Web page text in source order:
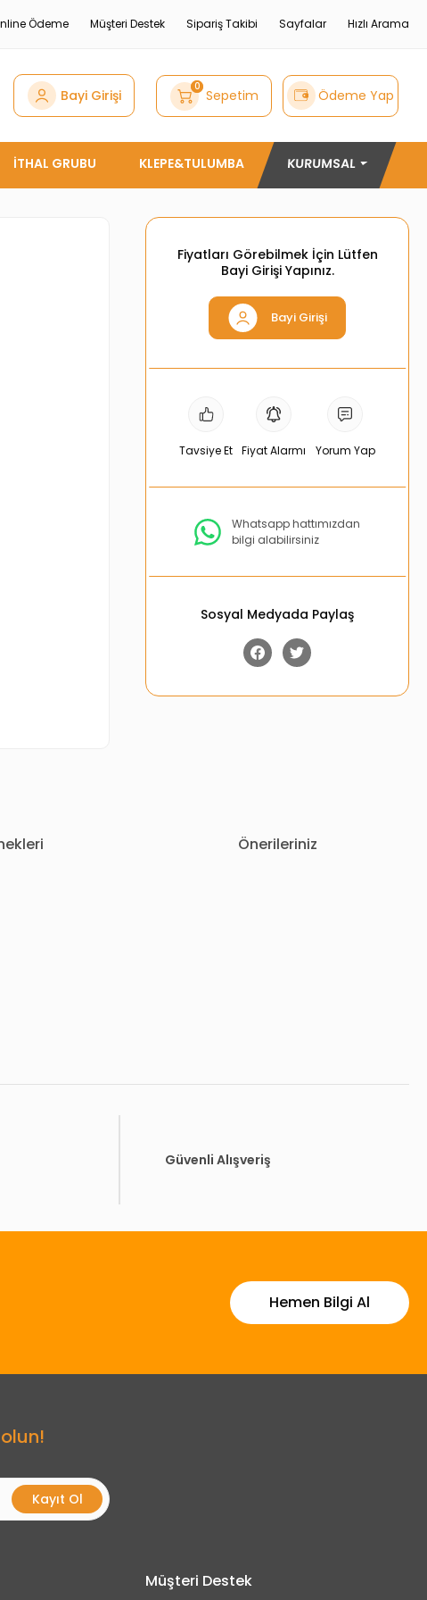
Ödeme Müşteri Destek Sipariş Takibi Sayfalar Hızlı Arama
Bayi Girişi 0 Sepetim Ödeme Yap
İTHAL GRUBU KLEPE&TULUMBA KURUMSAL
Fiyatları Görebilmek İçin Lütfen
Bayi Girişi Yapınız.
Bayi Girişi
Tavsiye Et Fiyat Alarmı Yorum Yap
Whatsapp hattımızdan
bilgi alabilirsiniz
Sosyal Medyada Paylaş
Önerileriniz
Güvenli Alışveriş
Hemen Bilgi Al
Kayıt Ol
Müşteri Destek